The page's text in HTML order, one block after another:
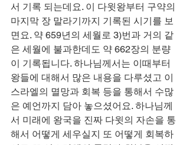
서 기록 되는데요. 이 다윗왕부터 구약의
마지막 장 말라기까지 기록된 시기를 보
면요. 약 659년의 세월로 3)번과 거의 같
은 세월에 불과한데도 약 662장의 분량
이 기록됩니다. 하나님께서는 이때부터
왕들에 대해서 많은 내용을 다루셨고 이
스라엘의 멸망과 회복 등을 통해서 수많
은 예언까지 담아 놓으셨어요. 하나님께
서 미래에 왕국을 진짜 다윗의 자손을 통
해서 어떻게 세우실지 또 어떻게 회복하